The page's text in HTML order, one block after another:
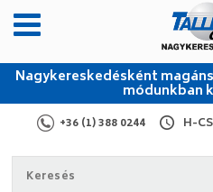
Nagykereskedésként
módunkban
+36 (1) 388 0244 H-